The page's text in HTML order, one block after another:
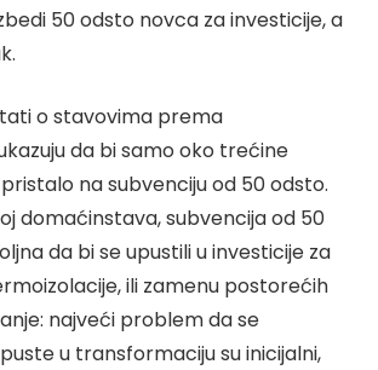
50 odsto novca za investicije, a
o stavovima prema
da bi samo oko trećine
na subvenciju od 50 odsto.
domaćinstava, subvencija od 50
da bi se upustili u investicije za
ili zamenu postorećih
najveći problem da se
u transformaciju su inicijalni,